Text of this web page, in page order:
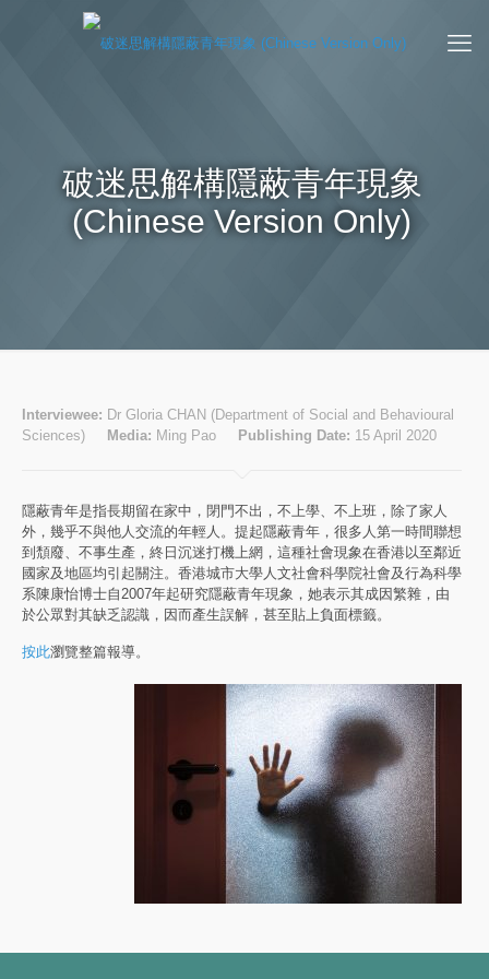
破迷思解構隱蔽青年現象
(Chinese Version Only)
Interviewee: Dr Gloria CHAN (Department of Social and Behavioural
Sciences)
Media: Ming Pao Publishing Date: 15 April 2020
隱蔽青年是指長期留在家中，閉門不出，不上學、不上班，除了家人
外，幾乎不與他人交流的年輕人。提起隱蔽青年，很多人第一時間聯想
到頹廢、不事生產，終日沉迷打機上網，這種社會現象在香港以至鄰近
國家及地區均引起關注。香港城市大學人文社會科學院社會及行為科學
系陳康怡博士自2007年起研究隱蔽青年現象，她表示其成因繁雜，由
於公眾對其缺乏認識，因而產生誤解，甚至貼上負面標籤。
按此瀏覽整篇報導。